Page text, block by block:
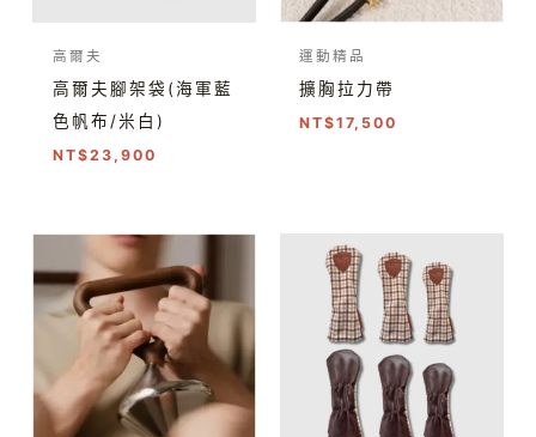
高爾夫
高爾夫腳架袋(海軍藍
色帆布/米白)
NT$23,900
運動精品
擴胸拉力帶
NT$17,500
範
圍：
NT$110,500
到
NT$144,500